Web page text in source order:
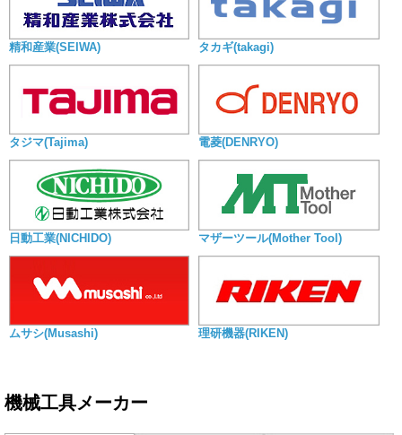
精和産業(SEIWA) タカギ(takagi)
タジマ(Tajima) 電菱(DENRYO)
日動工業(NICHIDO) マザーツール(Mother Tool)
ムサシ(Musashi) 理研機器(RIKEN)
機械工具メーカー